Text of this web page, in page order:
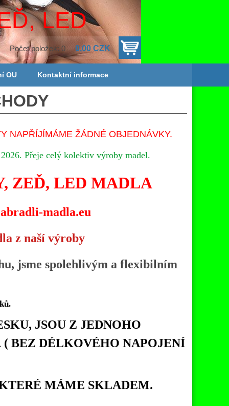
Počet položek: 0 0,00 CZK
LED
OU Kontaktní informace
NAPŘÍJÍMÁME ŽÁDNÉ OBJEDNÁVKY.
Přeje celý kolektiv výroby madel.
ZEĎ, LED MADLA
madla.eu
z naší výroby
jsme spolehlivým a flexibilním
JSOU Z JEDNOHO
( BEZ DÉLKOVÉHO NAPOJENÍ
MÁME SKLADEM.